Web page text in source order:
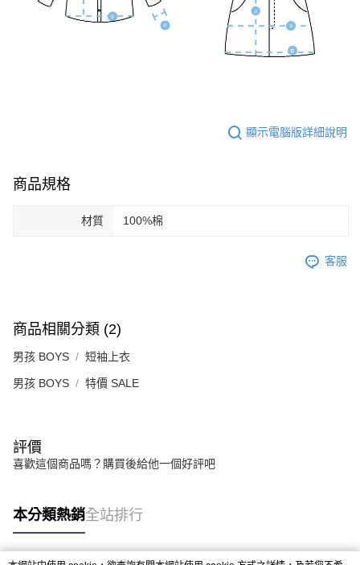
顯示電腦版詳細說明
商品規格
材質 100%棉
客服
商品相關分類 (2)
男孩 BOYS 短袖上衣
男孩 BOYS 特價 SALE
評價
喜歡這個商品嗎？購買後給他一個好評吧
本分類熱銷全站排行